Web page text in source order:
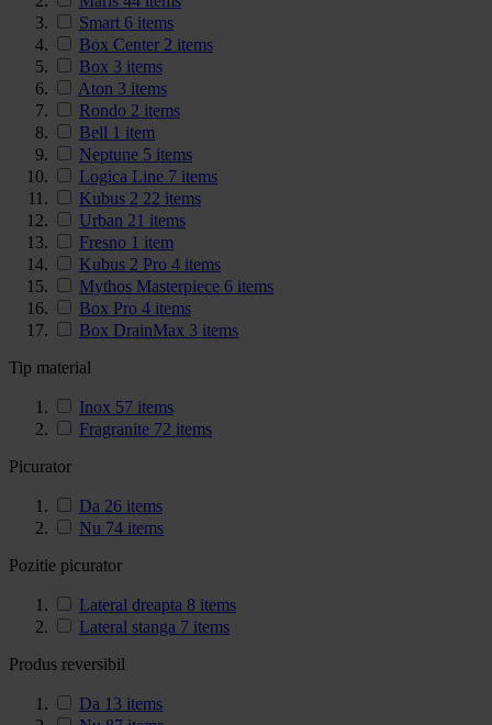
Smart 6 items
Box Center 2 items
Box 3 items
Aton 3 items
Rondo 2 items
Bell 1 item
Neptune 5 items
Logica Line 7 items
Kubus 2 22 items
Urban 21 items
Fresno 1 item
Kubus 2 Pro 4 items
Mythos Masterpiece 6 items
Box Pro 4 items
Box DrainMax 3 items
Tip material
Inox 57 items
Fragranite 72 items
Picurator
Da 26 items
Nu 74 items
Pozitie picurator
Lateral dreapta 8 items
Lateral stanga 7 items
Produs reversibil
Da 13 items